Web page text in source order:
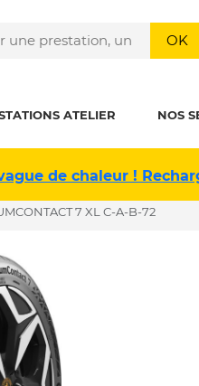
OK
ATELIER NOS
de chaleur !
7 XL C-A-B-72